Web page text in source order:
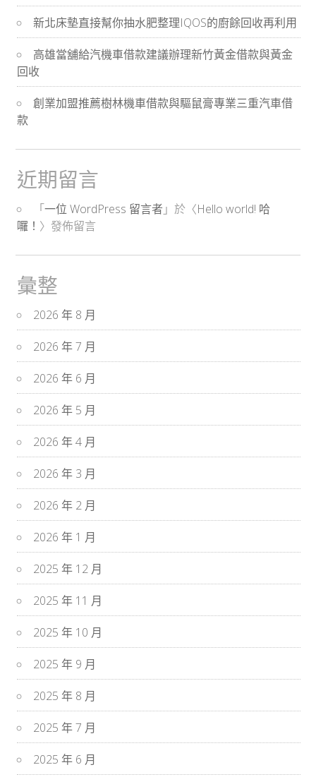
新北床墊直接幫你抽水肥整理IQOS的廚餘回收再利用
高雄當舖給汽機車借款建議辦理新竹黃金借款與黃金
回收
創業加盟推薦樹林機車借款與驅鼠膏專業三重汽車借
款
近期留言
「一位 WordPress 留言者 」於〈Hello world! 哈
囉！ 〉發佈留言
彙整
2026 年 8 月
2026 年 7 月
2026 年 6 月
2026 年 5 月
2026 年 4 月
2026 年 3 月
2026 年 2 月
2026 年 1 月
2025 年 12 月
2025 年 11 月
2025 年 10 月
2025 年 9 月
2025 年 8 月
2025 年 7 月
2025 年 6 月